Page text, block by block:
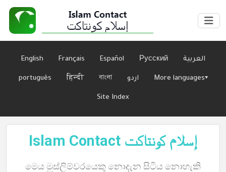
English Français Español Русский العربية
português हिन्दी বাংলা اردو More languages▾
Site Index
Islam Contact إسلام كونتاكت
මෙය මුස්ලිම්වරයෙකු නොදැන සිටිය නොහැකි